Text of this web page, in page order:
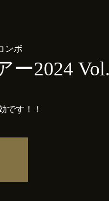
ンボ
ー2024
です！！